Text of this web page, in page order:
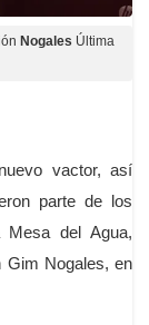
Nogales Última
vactor, así
parte de los
Mesa del Agua,
Gim Nogales, en